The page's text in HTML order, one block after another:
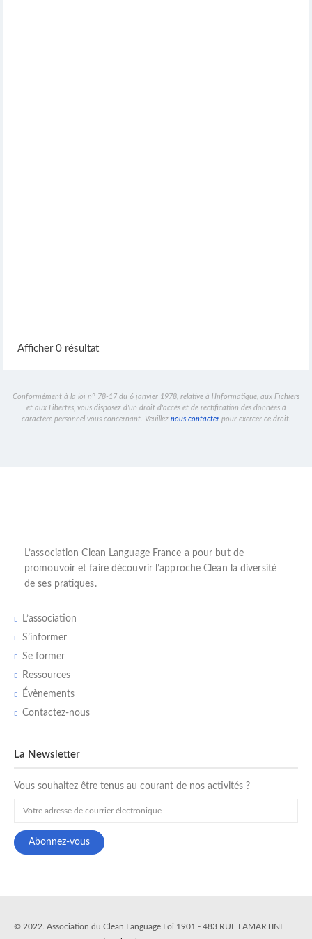
Afficher 0 résultat
Conformément à la loi n° 78-17 du 6 janvier 1978, relative à l'Informatique, aux Fichiers
et aux Libertés, vous disposez d'un droit d'accès et de rectification des données à
caractère personnel vous concernant. Veuillez nous contacterpour exercer ce droit.
L’association Clean Language France a pour but de
promouvoir et faire découvrir l’approche Clean la diversité
de ses pratiques.
L’association
S’informer
Se former
Ressources
Évènements
Contactez-nous
La Newsletter
Vous souhaitez être tenus au courant de nos activités ?
© 2022. Association du Clean Language Loi 1901 - 483 RUE LAMARTINE